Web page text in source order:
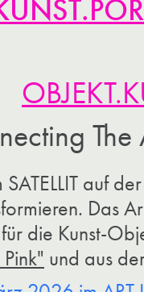
The
SATELLIT auf
Das
die Kunst-
und aus